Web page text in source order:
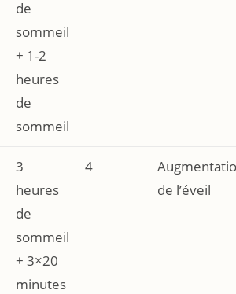
de
sommeil
+ 1-2
heures
de
sommeil
3
heures
de
sommeil
+ 3×20
minutes
4
de l’éveil